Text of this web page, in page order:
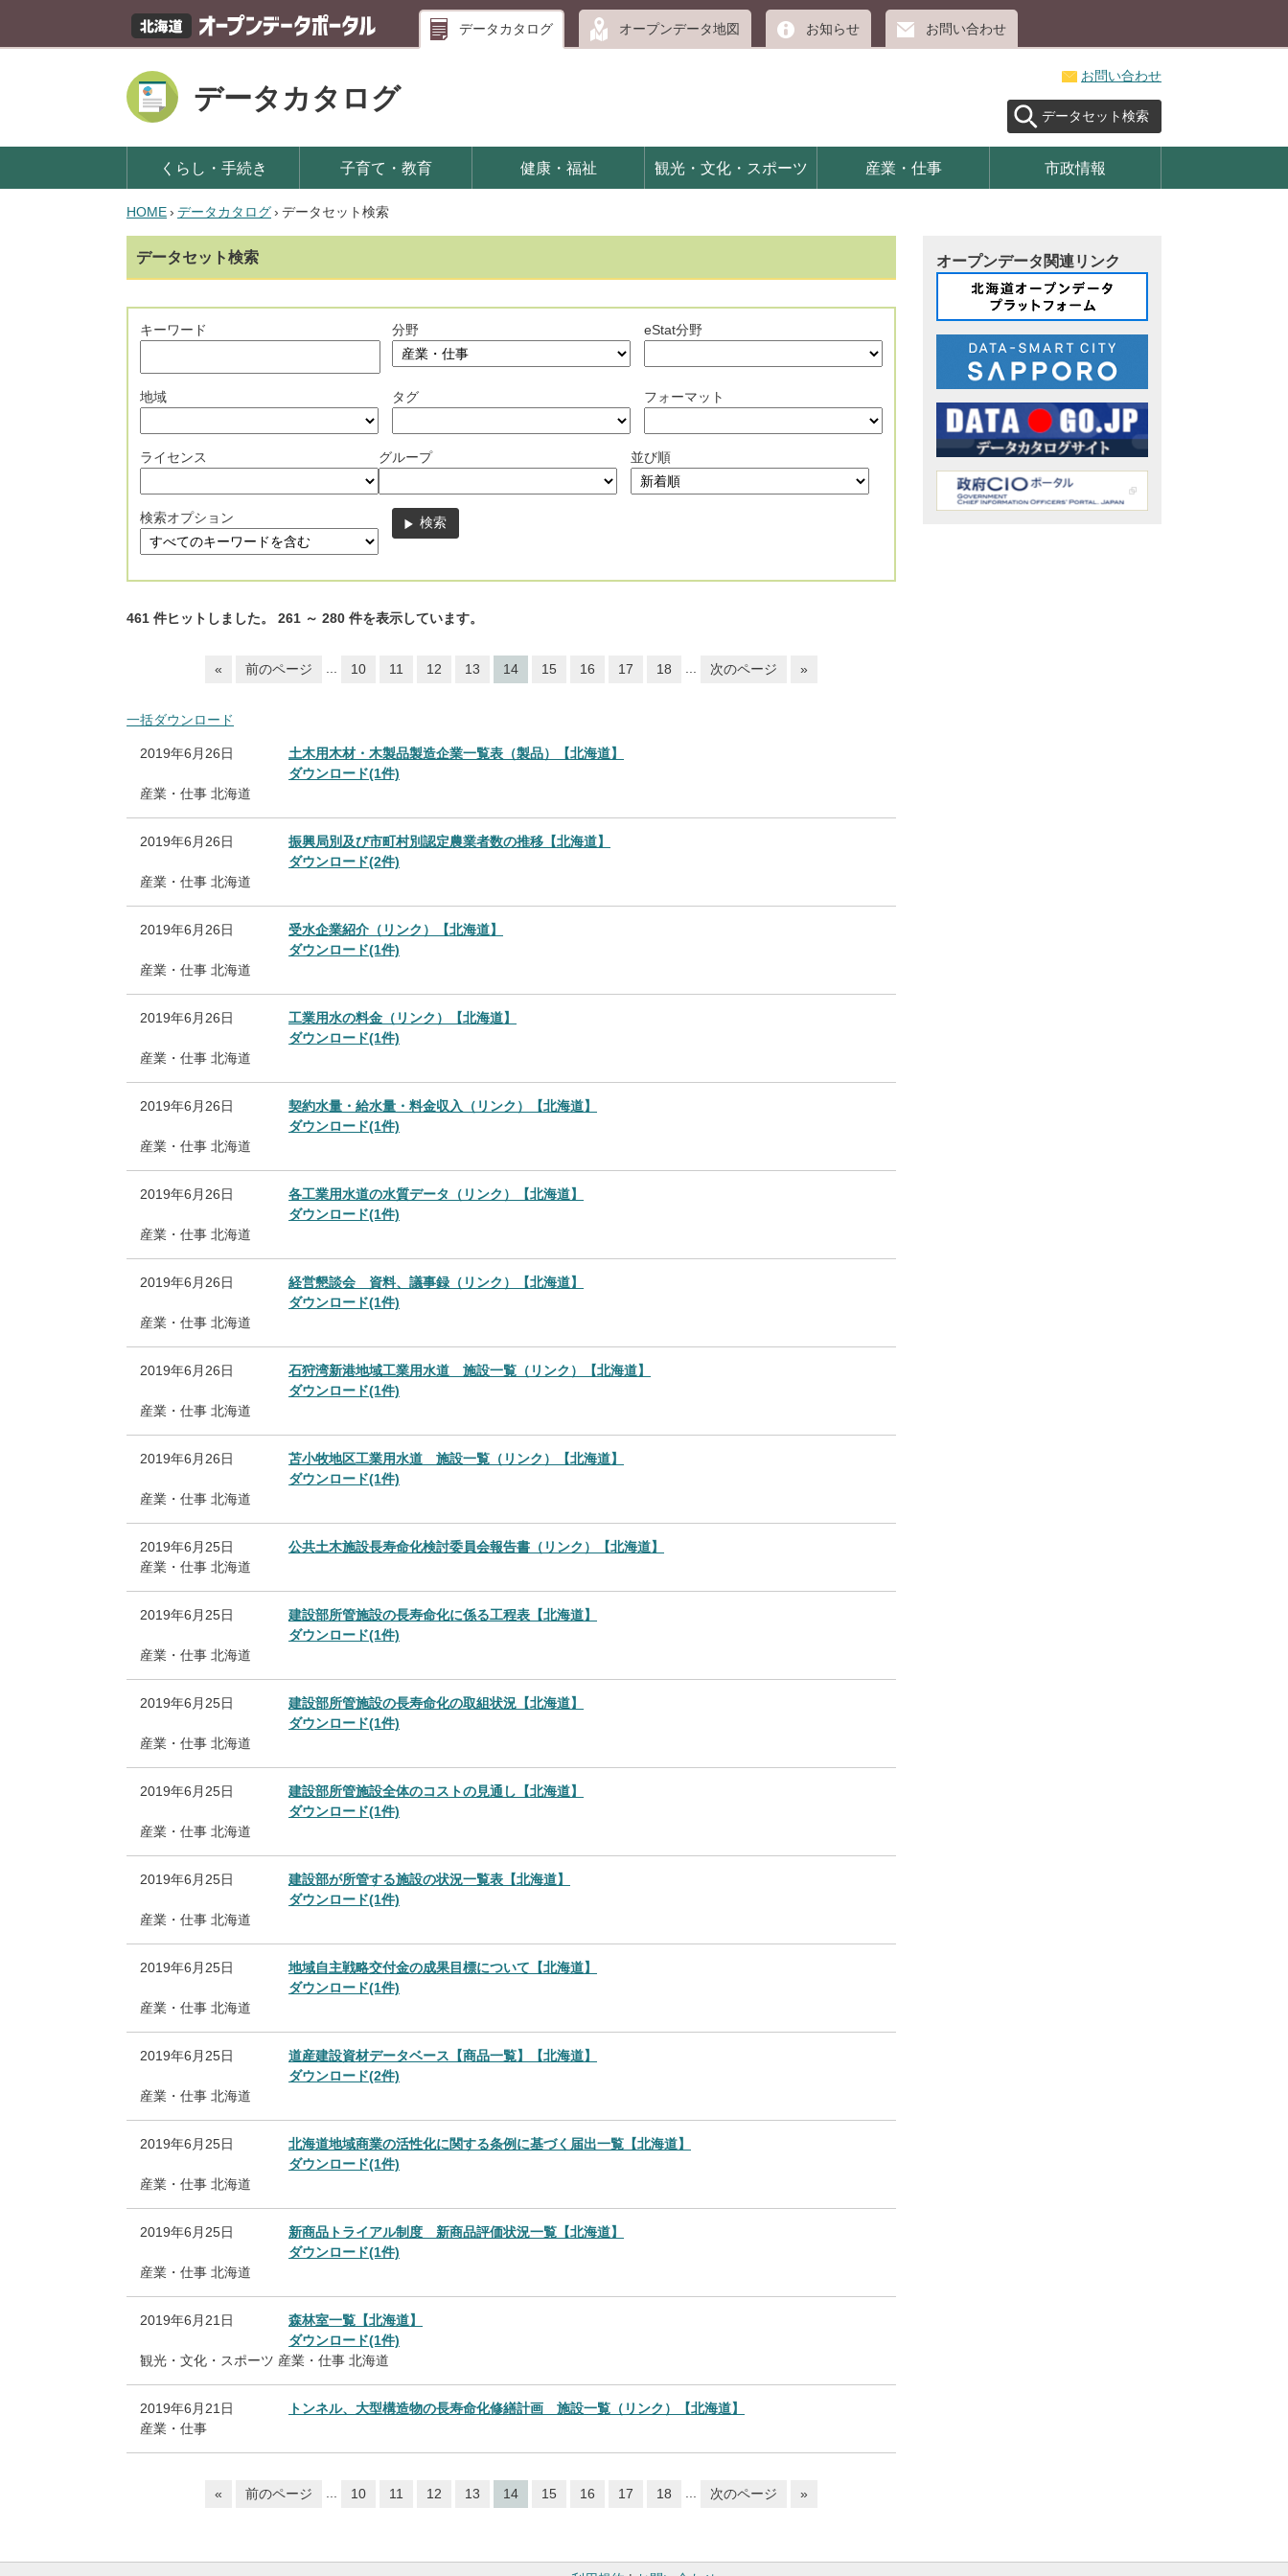
データカタログ オープンデータ地図 お知らせ お問い合わせ
データカタログ
お問い合わせ
データセット検索
くらし・手続き 子育て・教育 健康・福祉 観光・文化・スポーツ 産業・仕事 市政情報
HOME› データカタログ› データセット検索
データセット検索
キーワード 分野 eStat分野
地域 タグ フォーマット
ライセンス グループ 並び順
検索オプション
461 件ヒットしました。 261 ～ 280 件を表示しています。
« 前のページ ... 10 11 12 13 14 15 16 17 18 ... 次のページ »
一括ダウンロード
2019年6月26日
土木用木材・木製品製造企業一覧表（製品）【北海道】
ダウンロード(1件)
産業・仕事 北海道
2019年6月26日
振興局別及び市町村別認定農業者数の推移【北海道】
ダウンロード(2件)
産業・仕事 北海道
2019年6月26日
受水企業紹介（リンク）【北海道】
ダウンロード(1件)
産業・仕事 北海道
2019年6月26日
工業用水の料金（リンク）【北海道】
ダウンロード(1件)
産業・仕事 北海道
2019年6月26日
契約水量・給水量・料金収入（リンク）【北海道】
ダウンロード(1件)
産業・仕事 北海道
2019年6月26日
各工業用水道の水質データ（リンク）【北海道】
ダウンロード(1件)
産業・仕事 北海道
2019年6月26日
経営懇談会 資料、議事録（リンク）【北海道】
ダウンロード(1件)
産業・仕事 北海道
2019年6月26日
石狩湾新港地域工業用水道 施設一覧（リンク）【北海道】
ダウンロード(1件)
産業・仕事 北海道
2019年6月26日
苫小牧地区工業用水道 施設一覧（リンク）【北海道】
ダウンロード(1件)
産業・仕事 北海道
2019年6月25日
公共土木施設長寿命化検討委員会報告書（リンク）【北海道】
産業・仕事 北海道
2019年6月25日
建設部所管施設の長寿命化に係る工程表【北海道】
ダウンロード(1件)
産業・仕事 北海道
2019年6月25日
建設部所管施設の長寿命化の取組状況【北海道】
ダウンロード(1件)
産業・仕事 北海道
2019年6月25日
建設部所管施設全体のコストの見通し【北海道】
ダウンロード(1件)
産業・仕事 北海道
2019年6月25日
建設部が所管する施設の状況一覧表【北海道】
ダウンロード(1件)
産業・仕事 北海道
2019年6月25日
地域自主戦略交付金の成果目標について【北海道】
ダウンロード(1件)
産業・仕事 北海道
2019年6月25日
道産建設資材データベース【商品一覧】【北海道】
ダウンロード(2件)
産業・仕事 北海道
2019年6月25日
北海道地域商業の活性化に関する条例に基づく届出一覧【北海道】
ダウンロード(1件)
産業・仕事 北海道
2019年6月25日
新商品トライアル制度 新商品評価状況一覧【北海道】
ダウンロード(1件)
産業・仕事 北海道
2019年6月21日
森林室一覧【北海道】
ダウンロード(1件)
観光・文化・スポーツ 産業・仕事 北海道
2019年6月21日
トンネル、大型構造物の長寿命化修繕計画 施設一覧（リンク）【北海道】
産業・仕事
« 前のページ ... 10 11 12 13 14 15 16 17 18 ... 次のページ »
オープンデータ関連リンク